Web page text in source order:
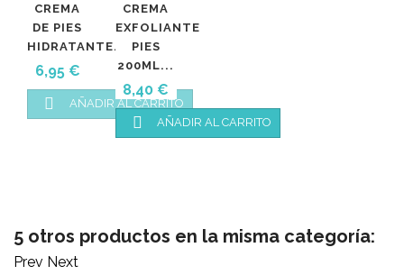
CREMA
DE PIES
HIDRATANTE...
Precio
6,95 €
 AÑADIR AL CARRITO
CREMA
EXFOLIANTE
PIES
200ML...
Precio
8,40 €
 AÑADIR AL CARRITO
5 otros productos en la misma categoría:
Prev Next